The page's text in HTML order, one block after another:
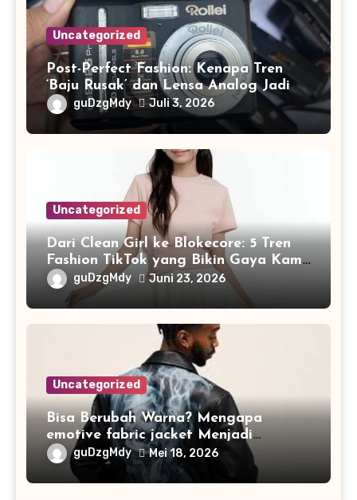
Uncategorized
Post-Perfect Fashion: Kenapa Tren
‘Baju Rusak’ dan Lensa Analog Jadi
Identitas Baru Gen Z di 2026
guDzgMdy Juli 3, 2026
Uncategorized
Dari Clean Girl ke Blokecore: 5 Tren
Fashion TikTok yang Bikin Gaya Kamu
Naik Level di 2026
guDzgMdy Juni 23, 2026
Uncategorized
Bisa Berubah Warna? Mengapa
emotive fabric jacket Menjadi
Streetwear Paling Ikonik di Jakarta
Sepanjang April 2026
guDzgMdy Mei 18, 2026